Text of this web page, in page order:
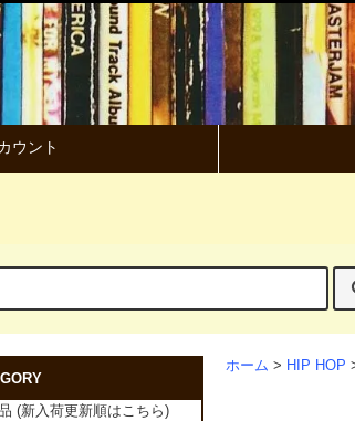
ウント
ホーム > HIP HOP
(新入荷更新順はこちら)